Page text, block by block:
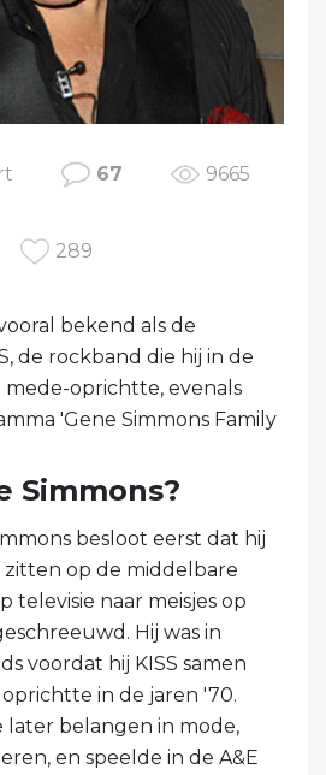
67 9665
289
bekend als de
de rockband die hij in de
mede-oprichtte, evenals
'Gene Simmons Family
Simmons?
besloot eerst dat hij
op de middelbare
televisie naar meisjes op
Hij was in
voordat hij KISS samen
in de jaren '70.
later belangen in mode,
en speelde in de A&E